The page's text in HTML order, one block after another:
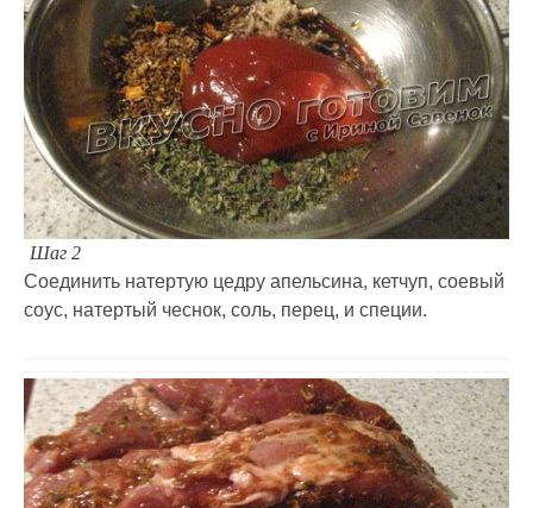
Шаг 2
Соединить натертую цедру апельсина, кетчуп, соевый
соус, натертый чеснок, соль, перец, и специи.